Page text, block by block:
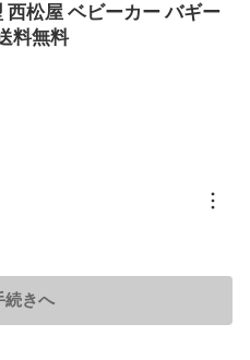
西松屋 ベビーカー バギー
料無料
続きへ